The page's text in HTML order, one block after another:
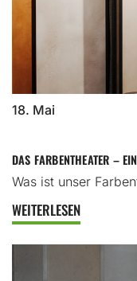
18. Mai
DAS FARBENTHEATER –
Was ist unser
WEITERLESEN